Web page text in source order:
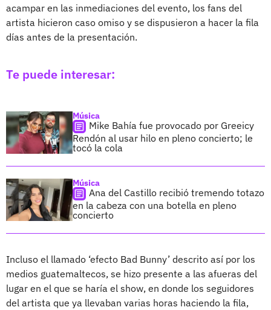
acampar en las inmediaciones del evento, los fans del
artista hicieron caso omiso y se dispusieron a hacer la fila
días antes de la presentación.
Te puede interesar:
Música
Mike Bahía fue provocado por Greeicy
Rendón al usar hilo en pleno concierto; le
tocó la cola
Música
Ana del Castillo recibió tremendo totazo
en la cabeza con una botella en pleno
concierto
Incluso el llamado ‘efecto Bad Bunny’ descrito así por los
medios guatemaltecos, se hizo presente a las afueras del
lugar en el que se haría el show, en donde los seguidores
del artista que ya llevaban varias horas haciendo la fila,